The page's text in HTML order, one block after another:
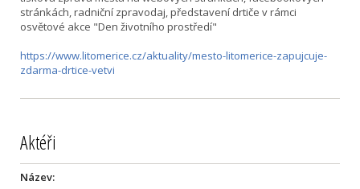
stránkách, radniční zpravodaj, představení drtiče v rámci
osvětové akce "Den životního prostředí"
https://www.litomerice.cz/aktuality/mesto-litomerice-zapujcuje-
zdarma-drtice-vetvi
Aktéři
Název: